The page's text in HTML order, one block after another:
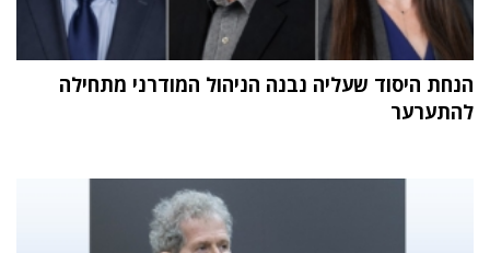
הנחת היסוד שעליה נבנה הניהול המודרני מתחילה
להתערער